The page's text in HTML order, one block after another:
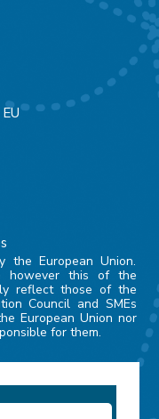
the European Union.
however this of the
reflect those of the
Council and SMEs
European Union nor
for them.